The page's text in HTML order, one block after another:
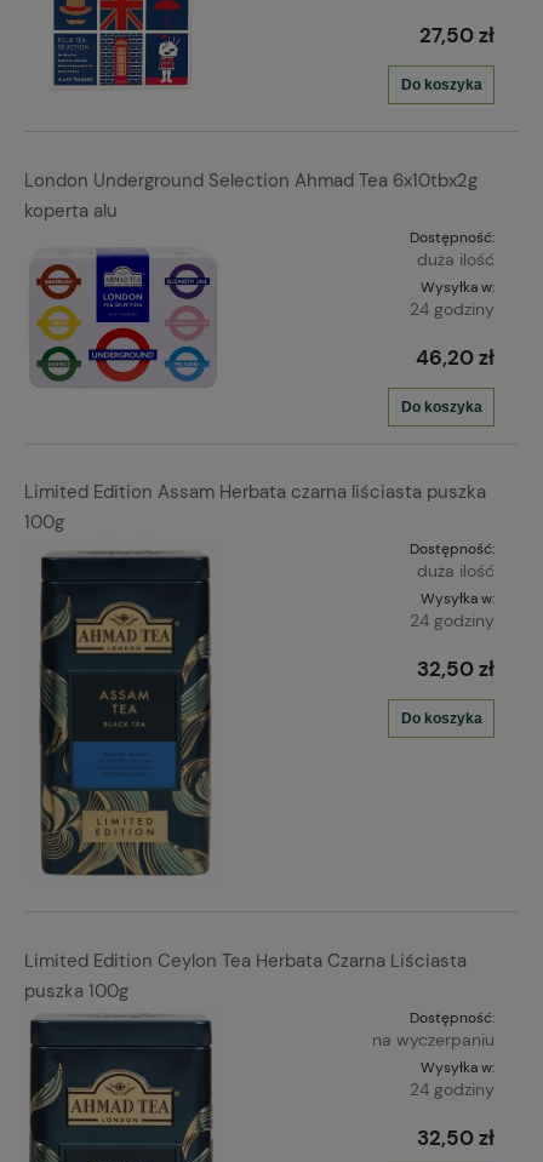
27,50 zł
Do koszyka
London Underground Selection Ahmad Tea 6x10tbx2g
koperta alu
Dostępność:
duża ilość
Wysyłka w:
24 godziny
46,20 zł
Do koszyka
Limited Edition Assam Herbata czarna liściasta puszka
100g
Dostępność:
duża ilość
Wysyłka w:
24 godziny
32,50 zł
Do koszyka
Limited Edition Ceylon Tea Herbata Czarna Liściasta
puszka 100g
Dostępność:
na wyczerpaniu
Wysyłka w:
24 godziny
32,50 zł